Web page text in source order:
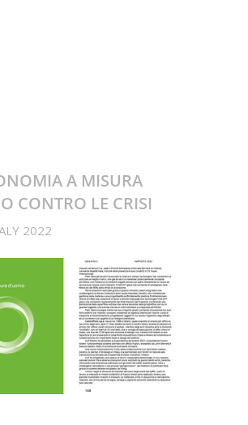
A MISURA
CONTRO LE CRISI
2022